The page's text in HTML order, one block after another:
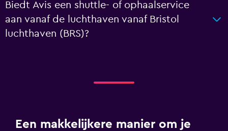
Biedt Avis een shuttle- of ophaalservice
aan vanaf de luchthaven vanaf Bristol
luchthaven (BRS)?
Een makkelijkere manier om je